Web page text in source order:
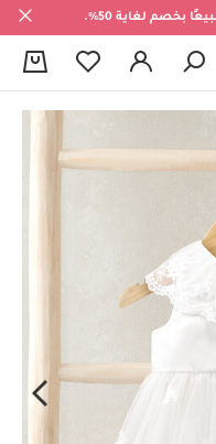
بخصم لغاية 50%.